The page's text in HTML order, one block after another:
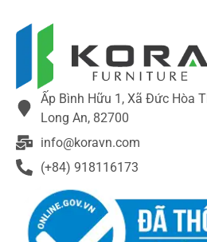
Ấp Bình Hữu 1, Xã Đức Hòa
Long An, 82700
info@koravn.com
(+84) 918116173